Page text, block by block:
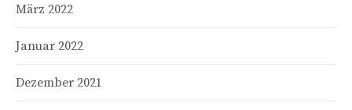
März 2022
Januar 2022
Dezember 2021